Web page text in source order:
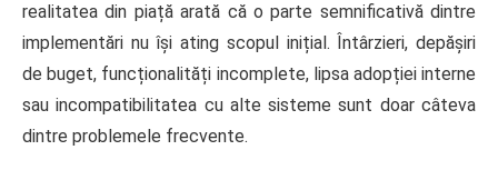
realitatea din piață arată că o parte semnificativă dintre
implementări nu își ating scopul inițial. Întârzieri, depășiri
de buget, funcționalități incomplete, lipsa adopției interne
sau incompatibilitatea cu alte sisteme sunt doar câteva
dintre problemele frecvente.